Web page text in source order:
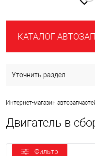
КАТАЛОГ
Уточнить раздел
Интернет-магазин
Двигатель в
Фильтр